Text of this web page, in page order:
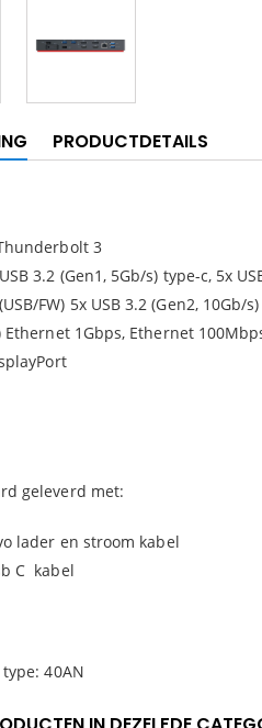
PRODUCTDETAILS
3
3.2 (Gen1, 5Gb/s) type-c, 5x
FW) 5x USB 3.2 (Gen2, 10Gb/s)
Ethernet 1Gbps, Ethernet
geleverd met:
lader en stroom kabel
C kabel
40AN